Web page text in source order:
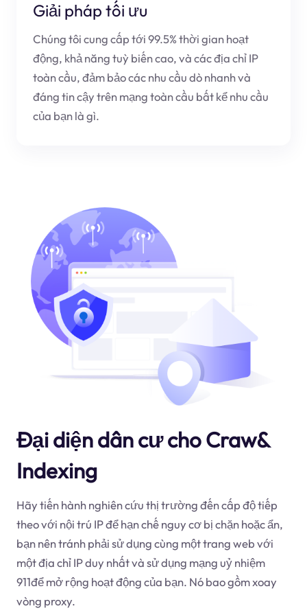
Giải pháp tối ưu
Chúng tôi cung cấp tới 99.5% thời gian hoạt
động, khả năng tuỳ biến cao, và các địa chỉ IP
toàn cầu, đảm bảo các nhu cầu dò nhanh và
đáng tin cậy trên mạng toàn cầu bất kể nhu cầu
của bạn là gì.
Đại diện dân cư cho Craw&
Indexing
Hãy tiến hành nghiên cứu thị trường đến cấp độ tiếp
theo với nội trú IP để hạn chế nguy cơ bị chặn hoặc ẩn,
bạn nên tránh phải sử dụng cùng một trang web với
một địa chỉ IP duy nhất và sử dụng mạng uỷ nhiệm
911để mở rộng hoạt động của bạn. Nó bao gồm xoay
vòng proxy.